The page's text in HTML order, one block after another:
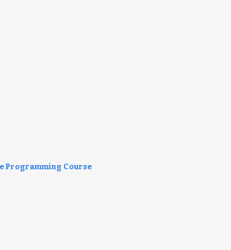
Programming Course